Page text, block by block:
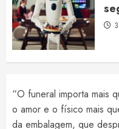
“O funeral importa mais
o amor e o físico mais
da embalagem, que